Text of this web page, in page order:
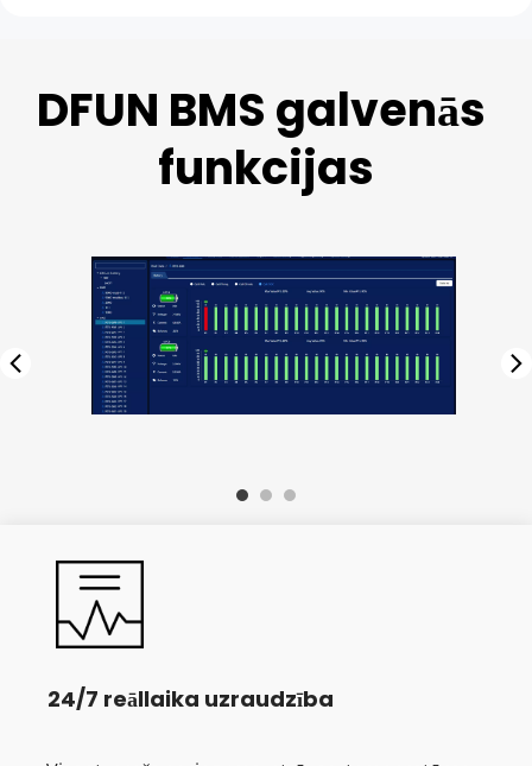
DFUN BMS galvenās
funkcijas
24/7 reāllaika uzraudzība